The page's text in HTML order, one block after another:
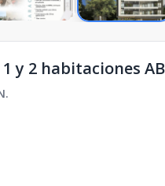
y 2 habitaciones